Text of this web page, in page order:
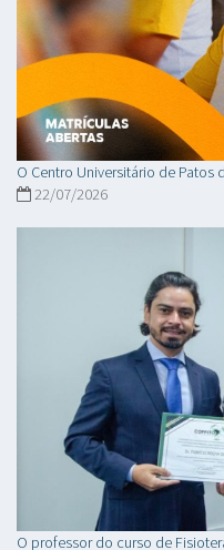
O Centro Universitário de Patos
22/07/2026
O professor do curso de